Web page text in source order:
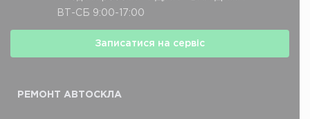
ВТ-СБ 9:00-17:00
Записатися на сервіс
РЕМОНТ АВТОCКЛА